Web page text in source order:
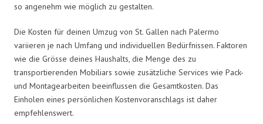
so angenehm wie möglich zu gestalten.
Die Kosten für deinen Umzug von St. Gallen nach Palermo
variieren je nach Umfang und individuellen Bedürfnissen. Faktoren
wie die Grösse deines Haushalts, die Menge des zu
transportierenden Mobiliars sowie zusätzliche Services wie Pack-
und Montagearbeiten beeinflussen die Gesamtkosten. Das
Einholen eines persönlichen Kostenvoranschlags ist daher
empfehlenswert.